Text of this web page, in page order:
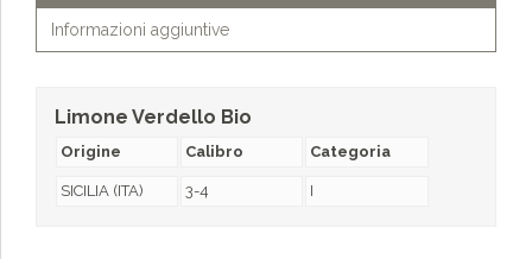
Informazioni aggiuntive
Limone Verdello Bio
Origine Calibro Categoria
SICILIA (ITA) 3-4 I